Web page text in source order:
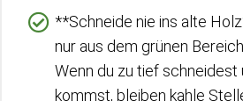
**Schneide nie ins alte
nur aus dem grünen
Wenn du zu tief schneidest
kommst, bleiben kahle